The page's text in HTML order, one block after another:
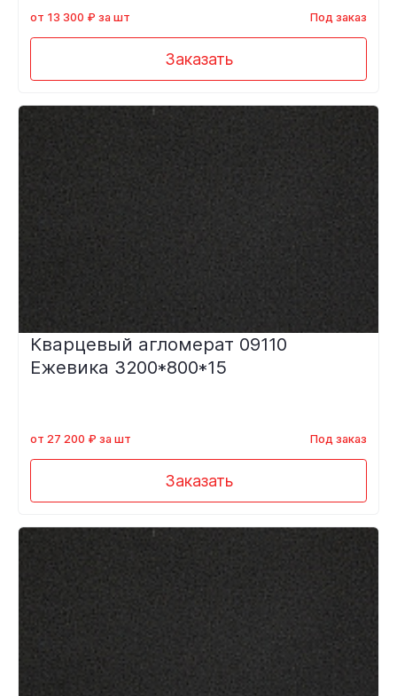
от 13 300 ₽ за шт Под заказ
Заказать
Кварцевый агломерат 09110
Ежевика 3200*800*15
от 27 200 ₽ за шт Под заказ
Заказать